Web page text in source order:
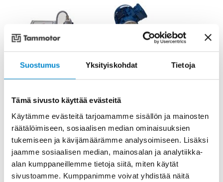
Suostumus Yksityiskohdat Tietoja
Tämä sivusto käyttää evästeitä
Käytämme evästeitä tarjoamamme sisällön ja mainosten
räätälöimiseen, sosiaalisen median ominaisuuksien
tukemiseen ja kävijämäärämme analysoimiseen. Lisäksi
jaamme sosiaalisen median, mainosalan ja analytiikka-
alan kumppaneillemme tietoja siitä, miten käytät
sivustoamme. Kumppanimme voivat yhdistää näitä
VariMax